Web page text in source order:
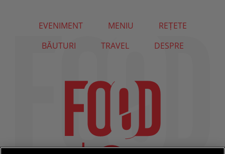
EVENIMENT MENIU
REȚETE
BĂUTURI
TRAVEL DESPRE